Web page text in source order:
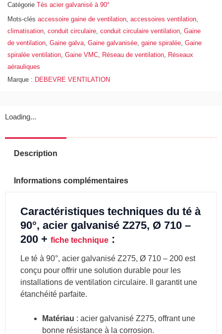
galvanisé
Z275,
Ø
710
-
200
Catégorie Tés acier galvanisé à 90°
Mots-clés accessoire gaine de ventilation accessoires ventilation
climatisation conduit circulaire conduit circulaire ventilation Gaine
de ventilation Gaine galva Gaine galvanisée gaine spiralée Gaine
spiralée ventilation Gaine VMC Réseau de ventilation Réseaux
aérauliques
Marque : DEBEVRE VENTILATION
Loading...
Description
Informations complémentaires
Caractéristiques techniques du té à
90°, acier galvanisé Z275, Ø 710 –
200 + fiche technique :
Le té à 90°, acier galvanisé Z275, Ø 710 – 200 est
conçu pour offrir une solution durable pour les
installations de ventilation circulaire. Il garantit une
étanchéité parfaite.
Matériau : acier galvanisé Z275, offrant une
bonne résistance à la corrosion.